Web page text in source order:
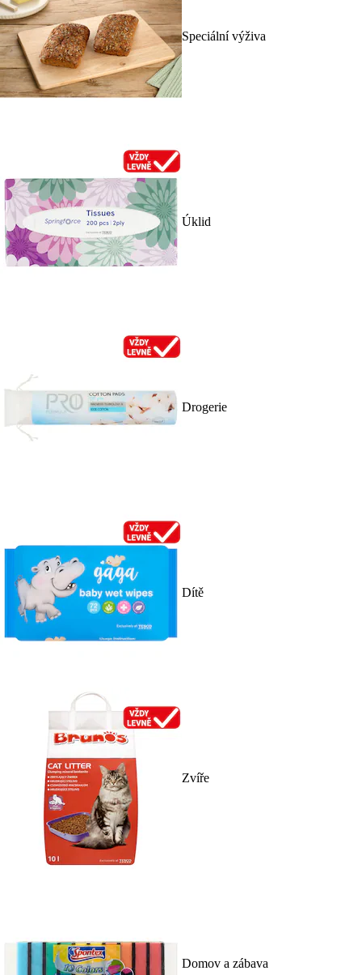
Speciální výživa
Úklid
Drogerie
Dítě
Zvíře
Domov a zábava